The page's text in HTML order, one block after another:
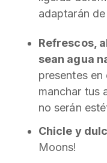
adaptarán
Refrescos,
sean agua
presentes
manchar tus
no serán
Chicle y
Moons!